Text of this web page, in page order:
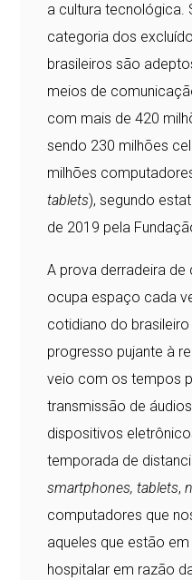
a cultura tecnológica.
categoria dos
brasileiros são
meios de
com mais de 420
sendo 230 milhões
milhões
tablets), segundo
de 2019 pela
A prova derradeira
ocupa espaço cada
cotidiano do
progresso pujante à
veio com os tempos
transmissão de
dispositivos
temporada de
smartphones, tablets,
computadores que
aqueles que estão
hospitalar em razão